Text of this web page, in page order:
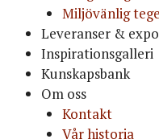
Miljövänlig
Leveranser &
Inspirationsgalleri
Kunskapsbank
Om oss
Kontakt
Vår historia